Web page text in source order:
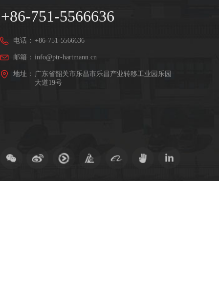
电话： +86-751-5566636
邮箱： info@ptr-hartmann.cn
地址： 广东省韶关市乐昌市乐昌产业转移工业园乐园
大道19号
+86-751-5566636